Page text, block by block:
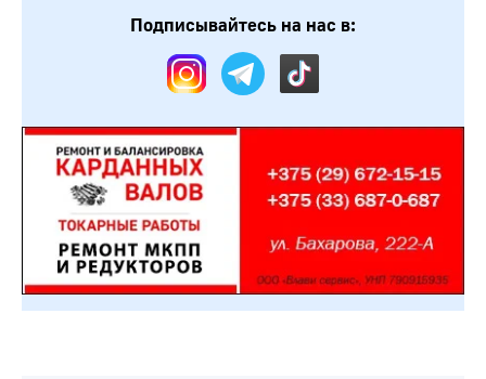
Подписывайтесь на нас в: